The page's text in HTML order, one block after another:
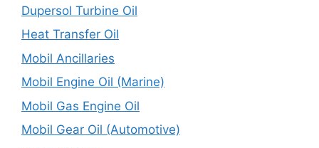
Dupersol Turbine Oil
Heat Transfer Oil
Mobil Ancillaries
Mobil Engine Oil (Marine)
Mobil Gas Engine Oil
Mobil Gear Oil (Automotive)